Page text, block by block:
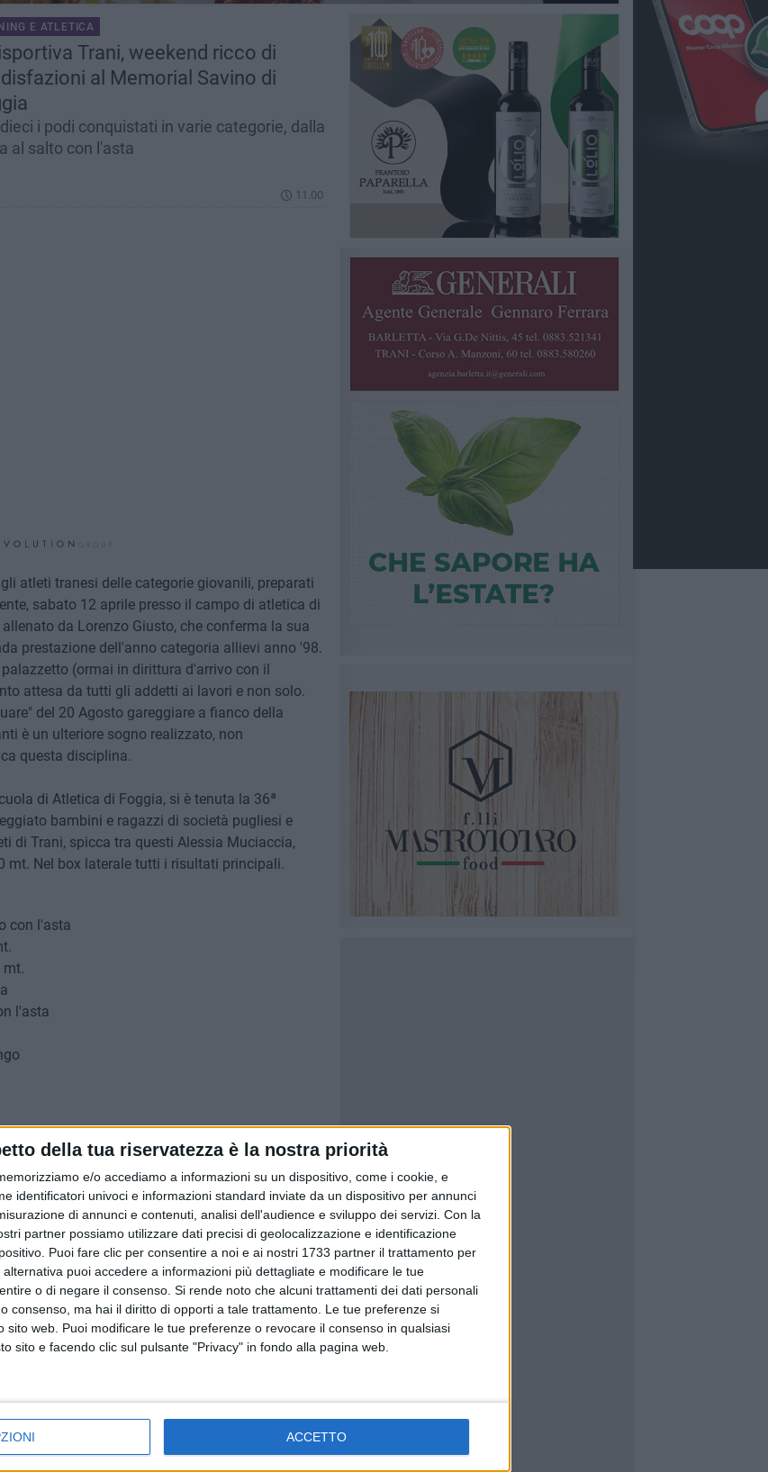
della tua riservatezza è la nostra priorità
e/o accediamo a informazioni su un dispositivo, come i cookie, e
identificatori univoci e informazioni standard inviate da un dispositivo per annunci
di annunci e contenuti, analisi dell'audience e sviluppo dei servizi. Con la
partner possiamo utilizzare dati precisi di geolocalizzazione e identificazione
Puoi fare clic per consentire a noi e ai nostri 1733 partner il trattamento per
puoi accedere a informazioni più dettagliate e modificare le tue
o di negare il consenso. Si rende noto che alcuni trattamenti dei dati personali
consenso, ma hai il diritto di opporti a tale trattamento. Le tue preferenze si
sito web. Puoi modificare le tue preferenze o revocare il consenso in qualsiasi
sito e facendo clic sul pulsante "Privacy" in fondo alla pagina web.
ACCETTO
E ATLETICA
Trani, weekend ricco di
al Memorial Savino di
i podi conquistati in varie categorie, dalla
al salto con l'asta
11.00
atleti tranesi delle categorie giovanili, preparati
sabato 12 aprile presso il campo di atletica di
da Lorenzo Giusto, che conferma la sua
prestazione dell'anno categoria allievi anno '98.
(ormai in dirittura d'arrivo con il
attesa da tutti gli addetti ai lavori e non solo.
del 20 Agosto gareggiare a fianco della
è un ulteriore sogno realizzato, non
questa disciplina.
di Atletica di Foggia, si è tenuta la 36ª
bambini e ragazzi di società pugliesi e
di Trani, spicca tra questi Alessia Muciaccia,
mt. Nel box laterale tutti i risultati principali.
con l'asta
mt.
l'asta